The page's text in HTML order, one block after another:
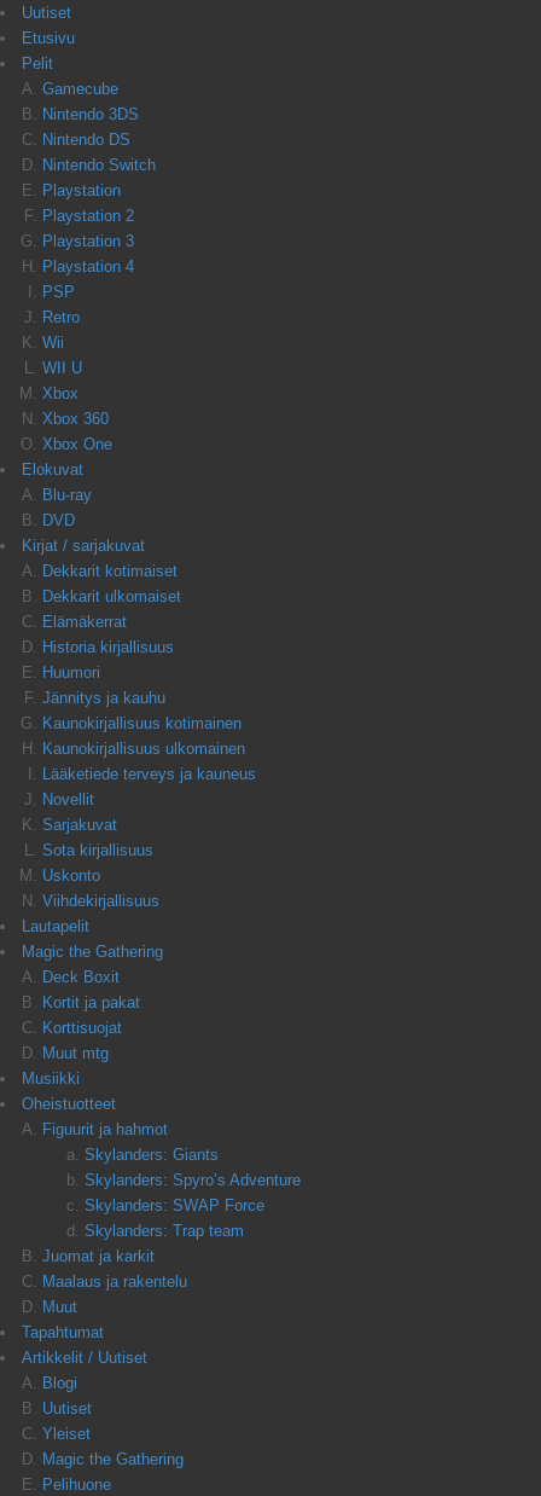
Uutiset
Etusivu
Pelit
Gamecube
Nintendo 3DS
Nintendo DS
Nintendo Switch
Playstation
Playstation 2
Playstation 3
Playstation 4
PSP
Retro
Wii
WII U
Xbox
Xbox 360
Xbox One
Elokuvat
Blu-ray
DVD
Kirjat / sarjakuvat
Dekkarit kotimaiset
Dekkarit ulkomaiset
Elämäkerrat
Historia kirjallisuus
Huumori
Jännitys ja kauhu
Kaunokirjallisuus kotimainen
Kaunokirjallisuus ulkomainen
Lääketiede terveys ja kauneus
Novellit
Sarjakuvat
Sota kirjallisuus
Uskonto
Viihdekirjallisuus
Lautapelit
Magic the Gathering
Deck Boxit
Kortit ja pakat
Korttisuojat
Muut mtg
Musiikki
Oheistuotteet
Figuurit ja hahmot
Skylanders: Giants
Skylanders: Spyro’s Adventure
Skylanders: SWAP Force
Skylanders: Trap team
Juomat ja karkit
Maalaus ja rakentelu
Muut
Tapahtumat
Artikkelit / Uutiset
Blogi
Uutiset
Yleiset
Magic the Gathering
Pelihuone